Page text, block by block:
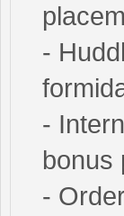
-
-
bonus
-